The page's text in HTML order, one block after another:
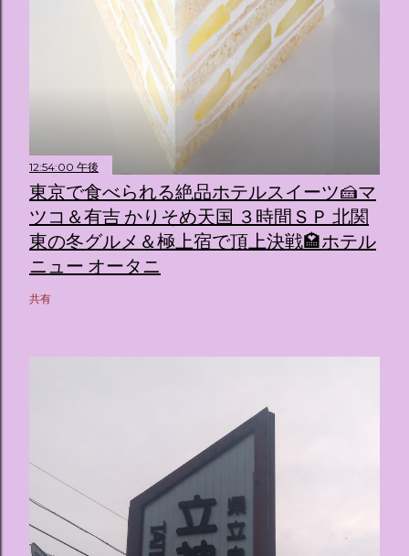
12:54:00 午後
東京で食べられる絶品ホテルスイーツ🍰マ
ツコ＆有吉 かりそめ天国 ３時間ＳＰ 北関
東の冬グルメ＆極上宿で頂上決戦🏩ホテル
ニュー オータニ
共有